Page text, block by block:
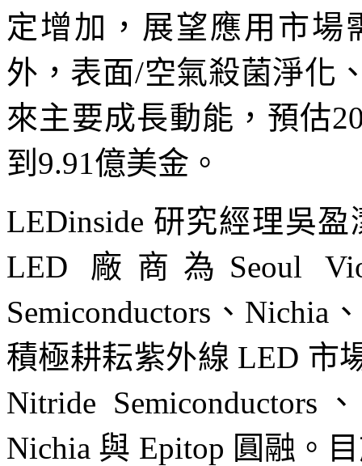
定增加，展望應用市場
外，表面/空氣殺菌淨化
來主要成長動能，預估
到9.91億美金。
LEDinside 研究經理吳
LED 廠商為Seoul
Semiconductors、Nichia
積極耕耘紫外線 LED 市
Nitride Semiconductors
Nichia 與 Epitop 圓融。